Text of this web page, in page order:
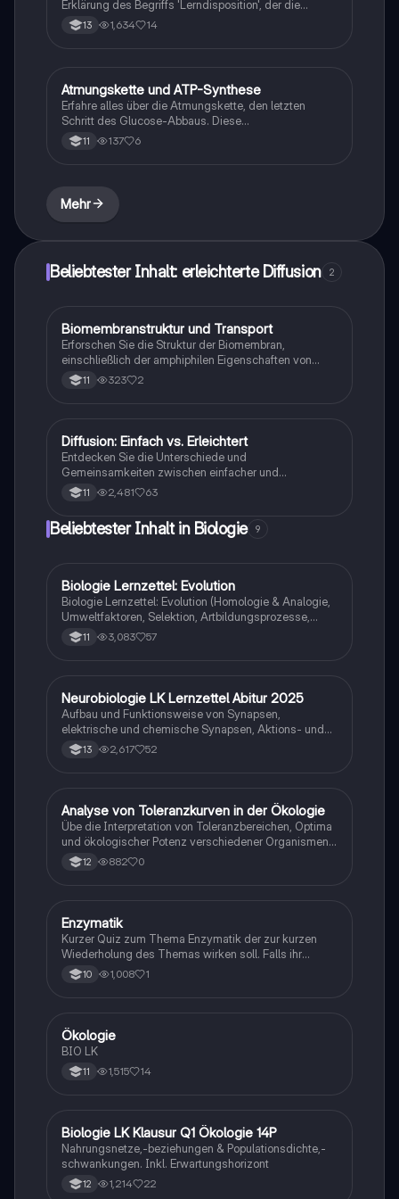
Erklärung des Begriffs 'Lerndisposition', der die
genetischen Grundlagen des Lernens und deren
Einfluss auf individuelle Lernfähigkeiten beschreibt.
Ideal für Studierende der Psychologie und
Bildungswissenschaften.
13 1,634 14
Chemie
Atmungskette und ATP-Synthese
Erfahre alles über die Atmungskette, den letzten
Schritt des Glucose-Abbaus. Diese
Zusammenfassung behandelt die Glycolyse, den
Citratzyklus und die Rolle von NADH/H und FADH als
die Zellenergie entscheidend ist.
11 137 6
Mehr
Beliebtester Inhalt: erleichterte Diffusion 2
Biologie
Biomembranstruktur und Transport
Erforschen Sie die Struktur der Biomembran,
einschließlich der amphiphilen Eigenschaften von
Glycolipiden und der Rolle von Membranproteinen.
Lernen Sie die verschiedenen Stofftransportprozesse
Zusammenfassung bietet einen klaren Überblick über
die Kompartimentierung und die selektive
Permeabilität biologischer Membranen.
11 323 2
Biologie
Diffusion: Einfach vs. Erleichtert
Entdecken Sie die Unterschiede und
Gemeinsamkeiten zwischen einfacher und
erleichterter Diffusion durch Biomembranen. Diese
Zusammenfassung behandelt die Mechanismen des
passiven Transports, die Rolle von Carriern und die
spezifischen Bedingungen für beide Diffusionstypen.
11 2,481 63
Beliebtester Inhalt in Biologie 9
Biologie
Biologie Lernzettel: Evolution
Biologie Lernzettel: Evolution (Homologie & Analogie,
Umweltfaktoren, Selektion, Artbildungsprozesse,
Klimaregeln, Konkurrenz, Evolution des Menschen…)
11 3,083 57
Biologie
Neurobiologie LK Lernzettel Abitur 2025
Aufbau und Funktionsweise von Synapsen,
elektrische und chemische Synapsen, Aktions- und
Ruhepotential
13 2,617 52
ABiologie
Analyse von Toleranzkurven in der Ökologie
Übe die Interpretation von Toleranzbereichen, Optima
und ökologischer Potenz verschiedener Organismen
gegenüber Umweltfaktoren.
12 882 0
EBiologie
Enzymatik
Kurzer Quiz zum Thema Enzymatik der zur kurzen
Wiederholung des Themas wirken soll. Falls ihr
Fehlern begegnet wäre ich dankbar ,wenn ihr mir
diese weiterleitet. Danke und euch viel Spaß dabei!
10 1,008 1
Biologie
Ökologie
BIO LK
11 1,515 14
Biologie
Biologie LK Klausur Q1 Ökologie 14P
Nahrungsnetze,-beziehungen & Populationsdichte,-
schwankungen. Inkl. Erwartungshorizont
12 1,214 22